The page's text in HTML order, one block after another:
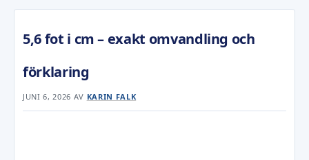
5,6 fot i cm – exakt omvandling och
förklaring
JUNI 6, 2026 AV KARIN FALK